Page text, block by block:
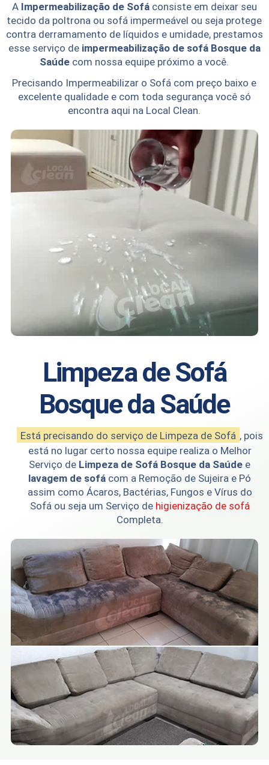
A Impermeabilização de Sofáconsiste em deixar seu
tecido da poltrona ou sofá impermeável ou seja protege
contra derramamento de líquidos e umidade, prestamos
esse serviço de impermeabilização de sofá Bosque da
Saúde com nossa equipe próximo a você.
Precisando Impermeabilizar o Sofá com preço baixo e
excelente qualidade e com toda segurança você só
encontra aqui na Local Clean.
Limpeza de Sofá
Bosque da Saúde
Está precisando do serviço de Limpeza de Sofá , pois
está no lugar certo nossa equipe realiza o Melhor
Serviço de Limpeza de Sofá Bosque da Saúde e
lavagem de sofá com a Remoção de Sujeira e Pó
assim como Ácaros, Bactérias, Fungos e Vírus do
Sofá ou seja um Serviço de higienização de sofá
Completa.